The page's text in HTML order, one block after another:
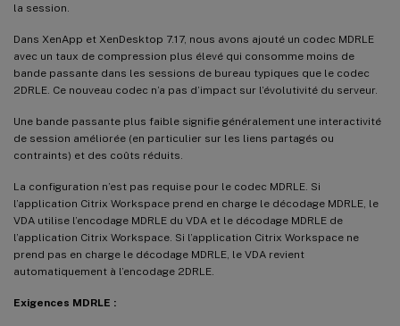
la session.
Dans XenApp et XenDesktop 7.17, nous avons ajouté un codec MDRLE
avec un taux de compression plus élevé qui consomme moins de
bande passante dans les sessions de bureau typiques que le codec
2DRLE. Ce nouveau codec n’a pas d’impact sur l’évolutivité du serveur.
Une bande passante plus faible signifie généralement une interactivité
de session améliorée (en particulier sur les liens partagés ou
contraints) et des coûts réduits.
La configuration n’est pas requise pour le codec MDRLE. Si
l’application Citrix Workspace prend en charge le décodage MDRLE, le
VDA utilise l’encodage MDRLE du VDA et le décodage MDRLE de
l’application Citrix Workspace. Si l’application Citrix Workspace ne
prend pas en charge le décodage MDRLE, le VDA revient
automatiquement à l’encodage 2DRLE.
Exigences MDRLE :